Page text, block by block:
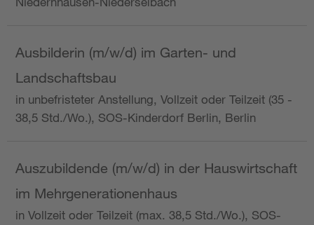
Ausbilderin (m/w/d) im Garten- und
Landschaftsbau
in unbefristeter Anstellung, Vollzeit oder Teilzeit (35 -
38,5 Std./Wo.), SOS-Kinderdorf Berlin, Berlin
Auszubildende (m/w/d) in der Hauswirtschaft
im Mehrgenerationenhaus
in Vollzeit oder Teilzeit (max. 38,5 Std./Wo.), SOS-